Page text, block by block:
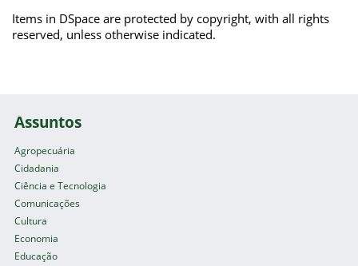
Items in DSpace are protected by copyright, with all rights
reserved, unless otherwise indicated.
Assuntos
Agropecuária
Cidadania
Ciência e Tecnologia
Comunicações
Cultura
Economia
Educação